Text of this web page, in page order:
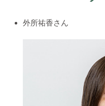
外所祐香さん